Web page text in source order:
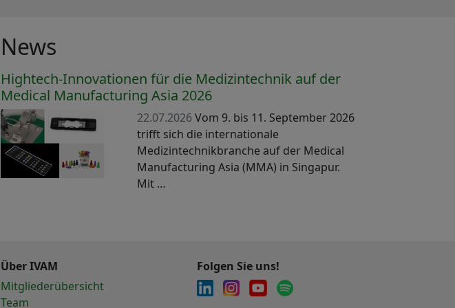
News
Hightech-Innovationen für die Medizintechnik auf der
Medical Manufacturing Asia 2026
22.07.2026Vom 9. bis 11. September 2026
trifft sich die internationale
Medizintechnikbranche auf der Medical
Manufacturing Asia (MMA) in Singapur.
Mit …
Über IVAM
Mitgliederübersicht
Team
Folgen Sie uns!